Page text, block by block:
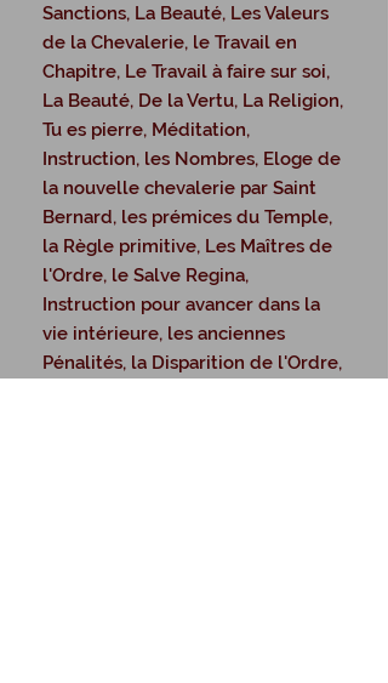
Sanctions, La Beauté, Les Valeurs
de la Chevalerie, le Travail en
Chapitre, Le Travail à faire sur soi,
La Beauté, De la Vertu, La Religion,
Tu es pierre, Méditation,
Instruction, les Nombres, Eloge de
la nouvelle chevalerie par Saint
Bernard, les prémices du Temple,
la Règle primitive, Les Maîtres de
l'Ordre, le Salve Regina,
Instruction pour avancer dans la
vie intérieure, les anciennes
Pénalités, la Disparition de l'Ordre,